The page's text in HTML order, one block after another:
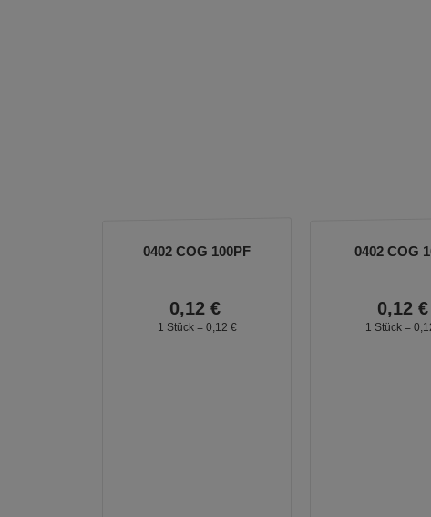
0402 COG 100PF
0,12 €
1 Stück = 0, 12 €
0402 COG
0,12 €
1 Stück = 0,